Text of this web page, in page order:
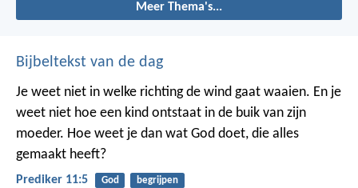
Meer Thema's...
Bijbeltekst van de dag
Je weet niet in welke richting de wind gaat waaien. En je
weet niet hoe een kind ontstaat in de buik van zijn
moeder. Hoe weet je dan wat God doet, die alles
gemaakt heeft?
Prediker 11:5 God begrijpen